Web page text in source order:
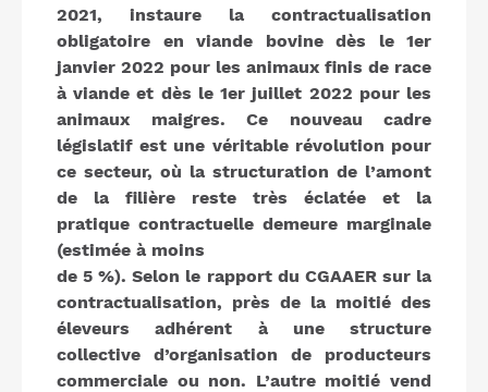
2021, instaure la contractualisation
obligatoire en viande bovine dès le 1er
janvier 2022 pour les animaux finis de race
à viande et dès le 1er juillet 2022 pour les
animaux maigres. Ce nouveau cadre
législatif est une véritable révolution pour
ce secteur, où la structuration de l’amont
de la filière reste très éclatée et la
pratique contractuelle demeure marginale
(estimée à moins
de 5 %). Selon le rapport du CGAAER sur la
contractualisation, près de la moitié des
éleveurs adhérent à une structure
collective d’organisation de producteurs
commerciale ou non. L’autre moitié vend